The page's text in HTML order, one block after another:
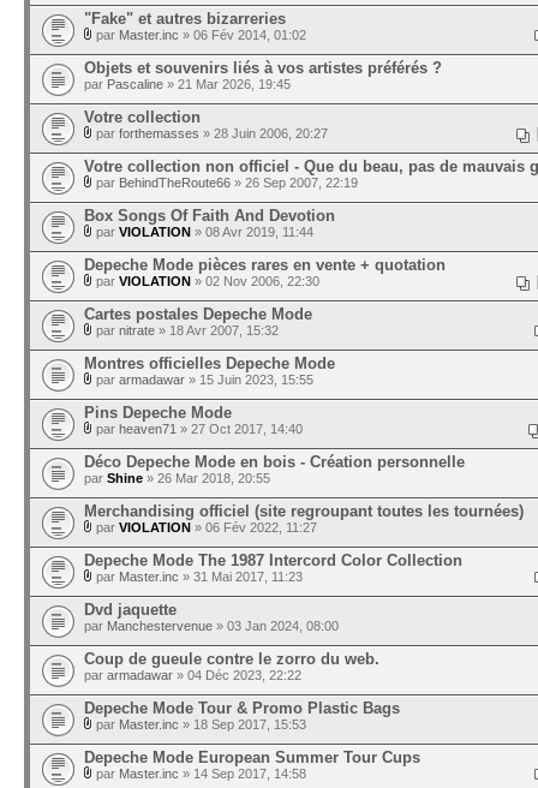
"Fake" et autres bizarreries
par Master.inc » 06 Fév 2014, 01:02
Objets et souvenirs liés à vos artistes préférés ?
par Pascaline » 21 Mar 2026, 19:45
Votre collection
par forthemasses » 28 Juin 2006, 20:27
Votre collection non officiel - Que du beau, pas de mauvais
par BehindTheRoute66 » 26 Sep 2007, 22:19
Box Songs Of Faith And Devotion
par VIOLATION » 08 Avr 2019, 11:44
Depeche Mode pièces rares en vente + quotation
par VIOLATION » 02 Nov 2006, 22:30
Cartes postales Depeche Mode
par nitrate » 18 Avr 2007, 15:32
Montres officielles Depeche Mode
par armadawar » 15 Juin 2023, 15:55
Pins Depeche Mode
par heaven71 » 27 Oct 2017, 14:40
Déco Depeche Mode en bois - Création personnelle
par Shine » 26 Mar 2018, 20:55
Merchandising officiel (site regroupant toutes les tournées)
par VIOLATION » 06 Fév 2022, 11:27
Depeche Mode The 1987 Intercord Color Collection
par Master.inc » 31 Mai 2017, 11:23
Dvd jaquette
par Manchestervenue » 03 Jan 2024, 08:00
Coup de gueule contre le zorro du web.
par armadawar » 04 Déc 2023, 22:22
Depeche Mode Tour & Promo Plastic Bags
par Master.inc » 18 Sep 2017, 15:53
Depeche Mode European Summer Tour Cups
par Master.inc » 14 Sep 2017, 14:58